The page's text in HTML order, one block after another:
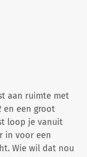
aan ruimte met
en een groot
loop je vanuit
in voor een
Wie wil dat nou